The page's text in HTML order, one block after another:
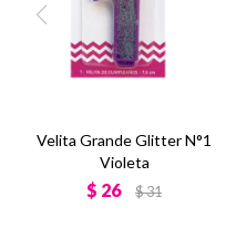
Velita Grande Glitter N°1
Violeta
$ 26 $31